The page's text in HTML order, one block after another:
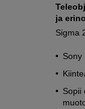
ja
Sigma
Sony
Sopii